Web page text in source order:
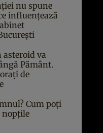
nu spune
influențează
va
Pământ.
de
Cum poți
nopțile